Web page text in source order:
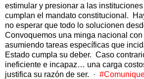
estimular y presionar a las
cumplan el mandato constitucional.
no esperar que todo lo solucionen
Convoquemos una minga nacional
asumiendo tareas específicas que
Estado cumpla su deber. Caso
ineficiente e incapaz… una carga
justifica su razón de ser. ·